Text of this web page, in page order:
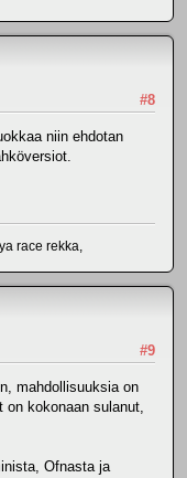
#8
niin ehdotan
race rekka,
#9
mahdollisuuksia on
on kokonaan sulanut,
Ofnasta ja